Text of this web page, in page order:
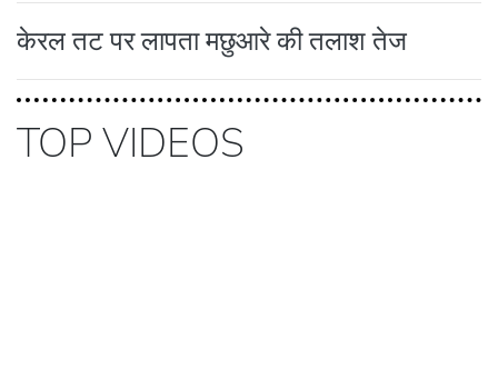
केरल तट पर लापता मछुआरे की तलाश तेज
TOP VIDEOS